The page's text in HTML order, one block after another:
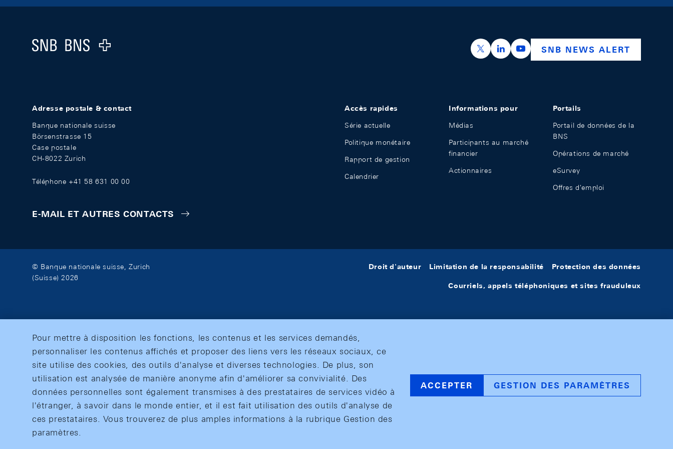
Logo
https://x.com/snb_bns
https://ch.linkedin.com/company/swiss-
https://www.youtube.com/
SNB NEWS ALERT
Adresse postale & contact
Banque nationale suisse
Börsenstrasse 15
Case postale
CH-8022 Zurich
Téléphone +41 58 631 00 00
E-MAIL ET AUTRES CONTACTS
Accès rapides
Série actuelle
Politique monétaire
Rapport de gestion
Calendrier
Informations pour
Médias
Participants au marché
financier
Actionnaires
Portails
Portail de données de la
BNS
Opérations de marché
eSurvey
Offres d'emploi
© Banque nationale suisse, Zurich
(Suisse) 2026
Droit d'auteur Limitation de la responsabilité Protection des données
Courriels, appels téléphoniques et sites frauduleux
Pour mettre à disposition les fonctions, les contenus et les services demandés,
personnaliser les contenus affichés et proposer des liens vers les réseaux sociaux, ce
site utilise des cookies, des outils d'analyse et diverses technologies. De plus, son
utilisation est analysée de manière anonyme afin d'améliorer sa convivialité. Des
données personnelles sont également transmises à des prestataires de services vidéo à
l'étranger, à savoir dans le monde entier, et il est fait utilisation des outils d'analyse de
ces prestataires. Vous trouverez de plus amples informations à la rubrique Gestion des
paramètres.
ACCEPTER GESTION DES PARAMÈTRES